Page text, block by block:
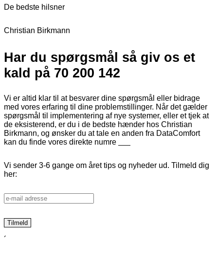
De bedste hilsner
Christian Birkmann
Har du spørgsmål så giv os et
kald på 70 200 142
Vi er altid klar til at besvarer dine spørgsmål eller bidrage
med vores erfaring til dine problemstillinger. Når det gælder
spørgsmål til implementering af nye systemer, eller et tjek at
de eksisterend, er du i de bedste hænder hos Christian
Birkmann, og ønsker du at tale en anden fra DataComfort
kan du finde vores direkte numre
Vi sender 3-6 gange om året tips og nyheder ud. Tilmeld dig
her:
´